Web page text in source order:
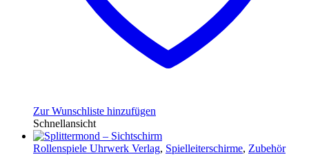
Zur Wunschliste hinzufügen
Schnellansicht
Rollenspiele Uhrwerk Verlag, Spielleiterschirme, Zubehör